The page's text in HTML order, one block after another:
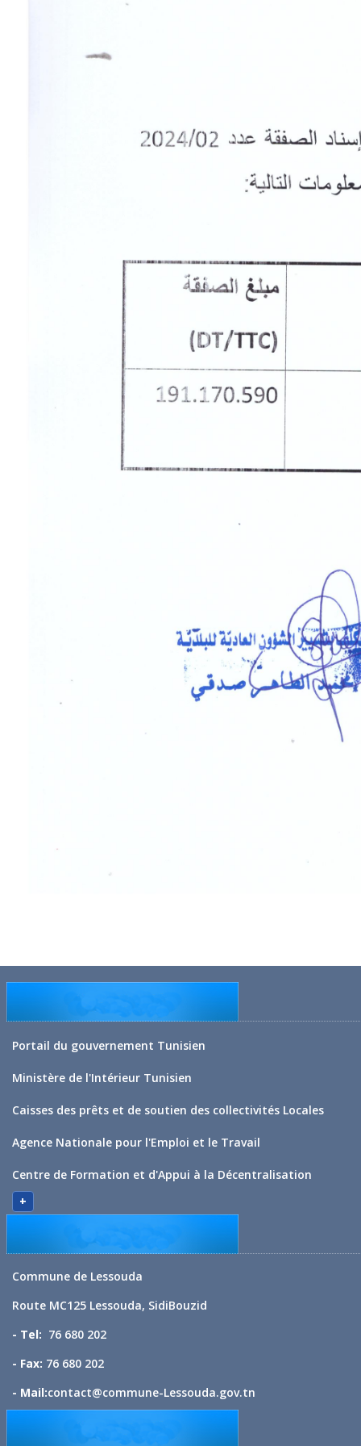
Portail du gouvernement Tunisien
Ministère de l'Intérieur Tunisien
Caisses des prêts et de soutien des collectivités Locales
Agence Nationale pour l'Emploi et le Travail
Centre de Formation et d'Appui à la Décentralisation
+
Commune de Lessouda
Route MC125 Lessouda, SidiBouzid
- Tel: 76 680 202
- Fax: 76 680 202
- Mail:contact@commune-Lessouda.gov.tn